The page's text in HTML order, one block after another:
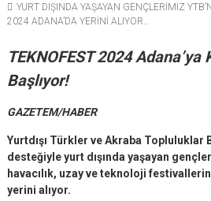
YURT DIŞINDA YAŞAYAN GENÇLERİMİZ
2024 ADANA’DA YERİNİ ALIYOR…
TEKNOFEST 2024 Adana’ya
Başlıyor!
GAZETEM/HABER
Yurtdışı Türkler ve Akraba Topluluklar
desteğiyle yurt dışında yaşayan
havacılık, uzay ve teknoloji
yerini alıyor.